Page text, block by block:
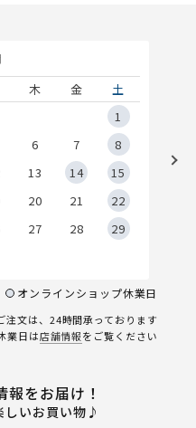
木 金
土
1
6 7
8
13 14
15
20 21
22
27 28
29
オンラインショップ休業日
文は、24時間承っております
業日は店舗情報をご覧ください
をお届け！
しいお買い物♪